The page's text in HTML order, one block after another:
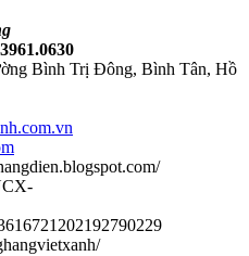
Bình Trị Đông, Bình Tân, Hồ